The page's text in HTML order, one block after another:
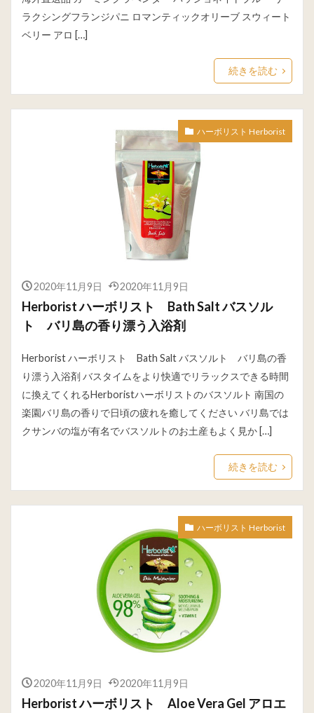
ラクシングフランジパニ ロマンティックオリーブ スウィート
ベリー アロ […]
続きを読む
ハーボリスト Herborist
2020年11月9日 2020年11月9日
Herborist ハーボリスト Bath Salt バスソル
ト バリ島の香り漂う入浴剤
Herborist ハーボリスト Bath Salt バスソルト バリ島の香
り漂う入浴剤 バスタイムをより快適でリラックスできる時間
に換えてくれるHerboristハーボリストのバスソルト 南国の
楽園バリ島の香りで日頃の疲れを癒してください バリ島では
クサンバの塩が有名でバスソルトのお土産もよく見か […]
続きを読む
ハーボリスト Herborist
2020年11月9日 2020年11月9日
Herborist ハーボリスト Aloe Vera Gel アロエ